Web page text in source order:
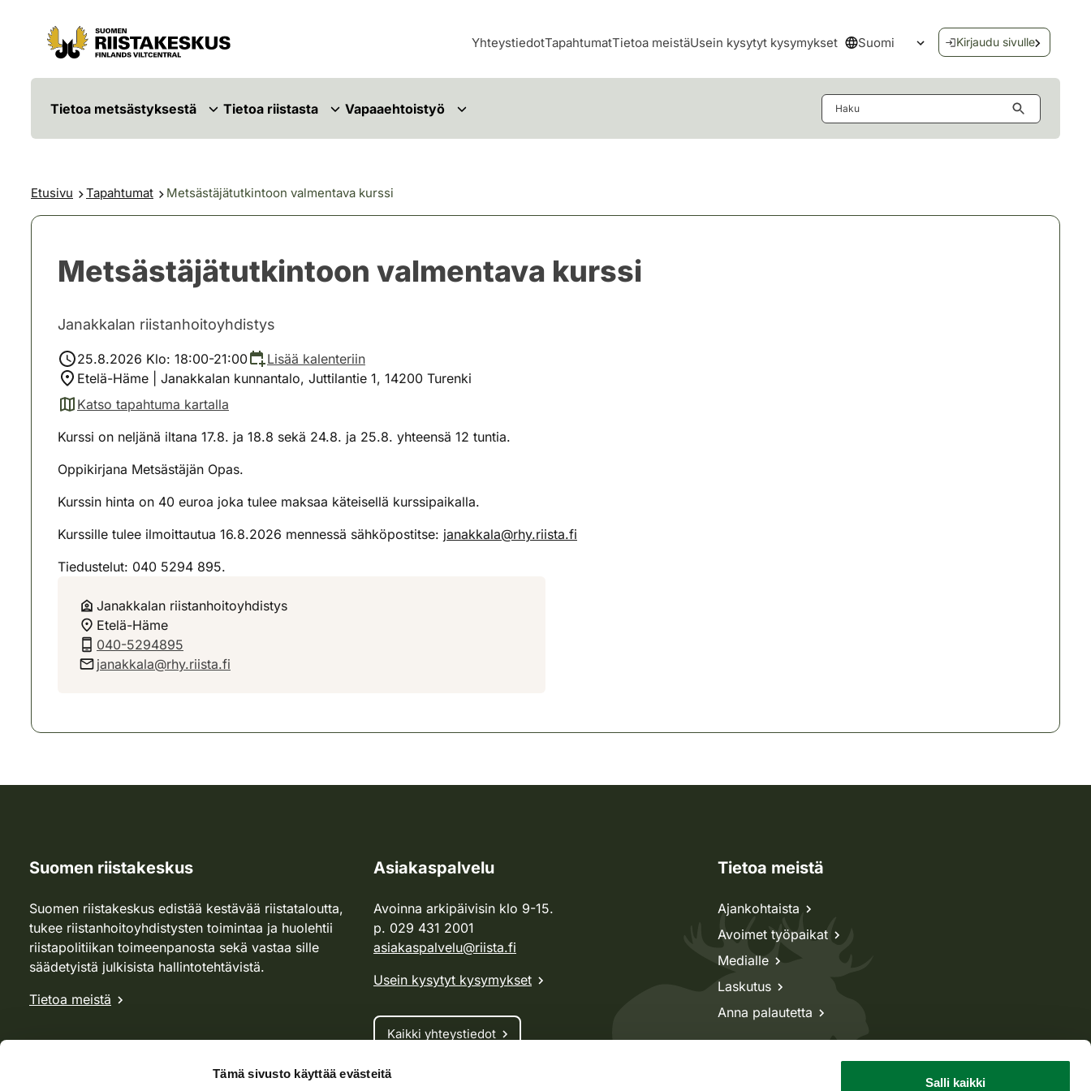
Tämä sivusto käyttää evästeitä
Salli kaikki
Siirry sisältöön
Siirry sivustokarttaan
YhteystiedotTapahtumatTietoa meistäUsein kysytyt kysymykset Suomi
Avaa kielivalikko
Kirjaudu sivulle
Tietoa metsästyksestä Tietoa riistasta Vapaaehtoistyö
Etusivu Tapahtumat Metsästäjätutkintoon valmentava kurssi
Metsästäjätutkintoon valmentava kurssi
Janakkalan riistanhoitoyhdistys
25.8.2026 Klo: 18:00-21:00
Lisää kalenteriin
Etelä-Häme | Janakkalan kunnantalo, Juttilantie 1, 14200 Turenki
Katso tapahtuma kartalla
(avautuu uuteen välilehteen)
Kurssi on neljänä iltana 17.8. ja 18.8 sekä 24.8. ja 25.8. yhteensä 12 tuntia.
Oppikirjana Metsästäjän Opas.
Kurssin hinta on 40 euroa joka tulee maksaa käteisellä kurssipaikalla.
Kurssille tulee ilmoittautua 16.8.2026 mennessä sähköpostitse: janakkala@rhy.riista.fi
Tiedustelut: 040 5294 895.
Janakkalan riistanhoitoyhdistys
Etelä-Häme
040-5294895
janakkala@rhy.riista.fi
Suomen riistakeskus
Suomen riistakeskus edistää kestävää riistataloutta,
tukee riistanhoitoyhdistysten toimintaa ja huolehtii
riistapolitiikan toimeenpanosta sekä vastaa sille
säädetyistä julkisista hallintotehtävistä.
Tietoa meistä
Asiakaspalvelu
Avoinna arkipäivisin klo 9-15.
p. 029 431 2001
asiakaspalvelu@riista.fi
Usein kysytyt kysymykset
Kaikki yhteystiedot
Metsästyskortti-asiat
Tietoa meistä
Ajankohtaista
Avoimet työpaikat
Medialle
Laskutus
Anna palautetta